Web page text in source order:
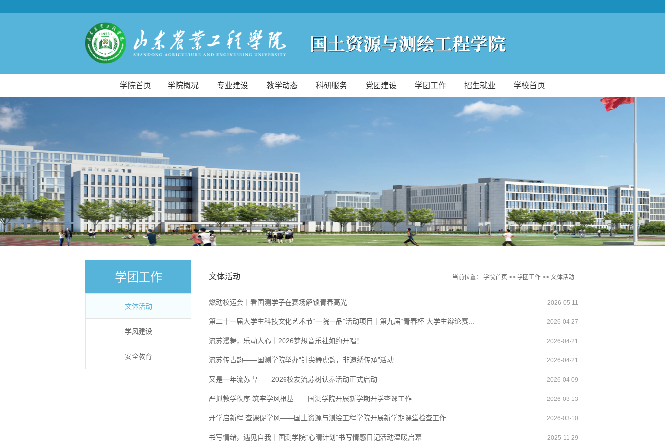
学院首页 学院概况 专业建设 教学动态 科研服务 党团建设 学团工作 招生就业 学校首页
学团工作
文体活动
学风建设
安全教育
文体活动 当前位置： 学院首页 >> 学团工作 >> 文体活动
燃动校运会｜看国测学子在赛场解锁青春高光 2026-05-11
第二十一届大学生科技文化艺术节“一院一品”活动项目｜第九届“青春杯”大学生辩论赛... 2026-04-27
流苏漫舞，乐动人心｜2026梦想音乐社如约开唱！ 2026-04-21
流苏传古韵——国测学院举办“针尖舞虎韵，非遗绣传承”活动 2026-04-21
又是一年流苏雪——2026校友流苏树认养活动正式启动 2026-04-09
严抓教学秩序 筑牢学风根基——国测学院开展新学期开学查课工作 2026-03-13
开学启新程 查课促学风——国土资源与测绘工程学院开展新学期课堂检查工作 2026-03-10
书写情绪，遇见自我｜国测学院“心晴计划”书写情感日记活动温暖启幕 2025-11-29